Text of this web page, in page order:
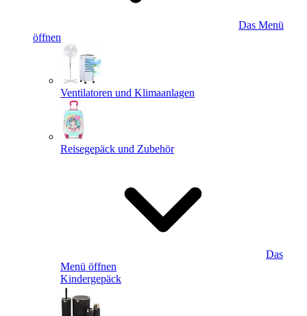
Das Menü
öffnen
Ventilatoren und Klimaanlagen
Reisegepäck und Zubehör
Das
Menü öffnen
Kindergepäck